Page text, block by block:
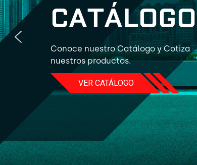
CATÁLOGO
Conoce nuestro Catálogo y Cotiza
nuestros productos.
VER CATÁLOGO